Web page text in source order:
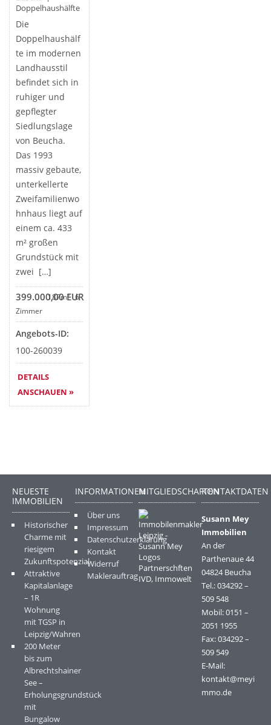
Doppelhaushälfte
Die
Doppelhaushälf
te im modernen
Landhausstil
befindet sich in
ruhiger und
gepflegter
Siedlungslage
von Beucha.
Das 1993
massiv gebaute,
unterkellerte
Zweifamilienwo
hnhaus liegt auf
einem ca. 433
m² großen
Grundstück mit
zwei […]
399.000,00 EUR
187m²6
Zimmer
Angebots-ID:
100-260039
DETAILS
ANSCHAUEN »
NEUESTE
IMMOBILIEN
Historischer
Charme mit
riesigem
Zukunftspotenzial
Attraktive
Kapitalanlage
– 1R
Wohnung
mit TGSP in
Leipzig/Wahren
200 Meter
bis zum
Albrechtshainer
See –
Erholungsgrundstück
mit
Bungalow
INFORMATIONEN
Über uns
Impressum
Datenschutzerklärung
Kontakt
Widerruf
Maklerauftrag
MITGLIEDSCHAFTENKONTAKTDATEN
Susann Mey
Immobilien
An der
Parthenaue 44
04824 Beucha
Tel.: 034292 –
509 548
Mobil: 0151 –
2051 1955
Fax: 034292 –
509 549
E-Mail:
kontakt@meyi
mmo.de